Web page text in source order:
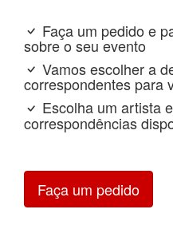
Faça um pedido e
sobre o seu evento
Vamos escolher a
correspondentes para
Escolha um artista
correspondências
Faça um pedido